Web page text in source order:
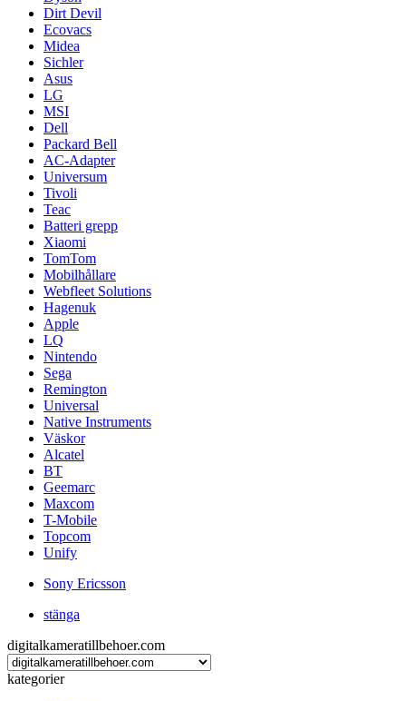
Dirt Devil
Ecovacs
Midea
Sichler
Asus
LG
MSI
Dell
Packard Bell
AC-Adapter
Universum
Tivoli
Teac
Batteri grepp
Xiaomi
TomTom
Mobilhållare
Webfleet Solutions
Hagenuk
Apple
LQ
Nintendo
Sega
Remington
Universal
Native Instruments
Väskor
Alcatel
BT
Geemarc
Maxcom
T-Mobile
Topcom
Unify
Sony Ericsson
stänga
digitalkameratillbehoer.com
kategorier